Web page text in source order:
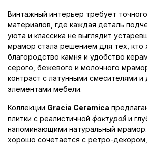
Винтажный интерьер требует
материалов, где каждая деталь
уюта и классика не выглядит
мрамор стала решением для тех, кто
благородство камня и удобство
серого, бежевого и молочного
контраст с латунными смесителями
элементами мебели.
Коллекции Gracia Ceramica
плитки с реалистичной фактурой и
напоминающими натуральный
хорошо сочетается с ретро-